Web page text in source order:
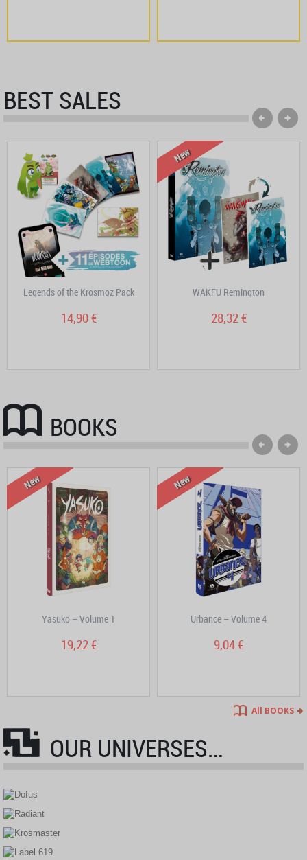
BEST SALES
Legends of the Krosmoz Pack
14,90 €
New
WAKFU Remington
28,32 €
BOOKS
New
Yasuko – Volume 1
19,22 €
New
Urbance – Volume 4
9,04 €
All BOOKS
OUR UNIVERSES…